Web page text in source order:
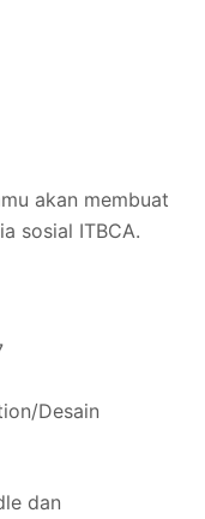
akan membuat
sosial ITBCA.
Desain
dan